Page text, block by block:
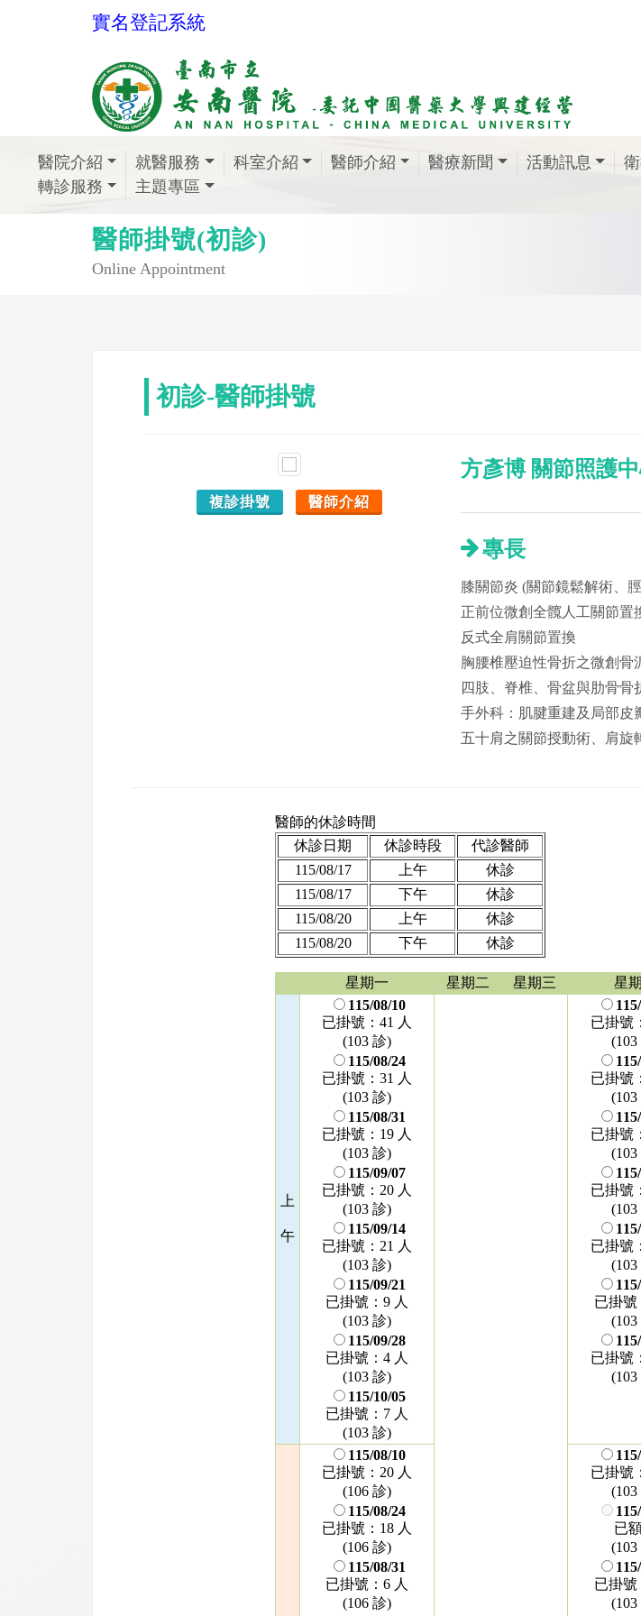
實名登記系統
醫院介紹 就醫服務 科室介紹 醫師介紹 醫療新聞 活動訊息
轉診服務
主題專區
醫師掛號(初診)
Online Appointment
初診-醫師掛號
複診掛號 醫師介紹
方彥博 關節照護
專長
膝關節炎 (關節鏡鬆解術、
正前位微創全髖人工關節置
反式全肩關節置換
胸腰椎壓迫性骨折之微創
四肢、脊椎、骨盆與肋骨骨
手外科：肌腱重建及局部皮
五十肩之關節授動術、肩旋